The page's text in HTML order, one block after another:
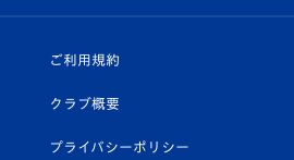
ホームタウン
U-18
ヴィヴィくんインスタグラム
公式LINE＠
ご利用規約
クラブ概要
プライバシーポリシー